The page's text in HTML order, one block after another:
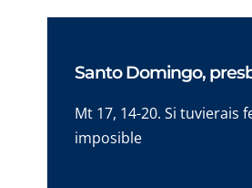
Santo Domingo,
Mt 17, 14-20. Si tuvierais
imposible